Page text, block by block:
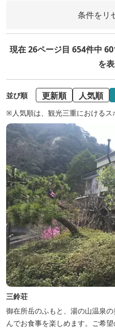
条件をリ
現在 26ページ目 654件中
を
並び順 更新順 人気順
※人気順は、観光三重における
三鈴荘
御在所岳のふもと、湯の山温泉
んでお食事を楽しめます。ご希